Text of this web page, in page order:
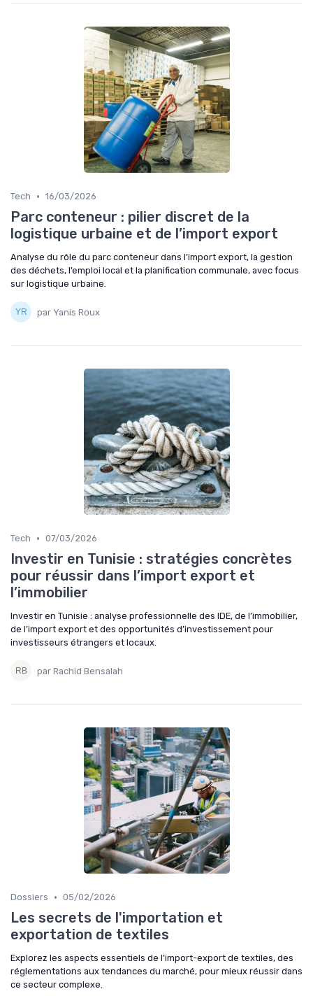
Tech • 16/03/2026
Parc conteneur : pilier discret de la
logistique urbaine et de l’import export
Analyse du rôle du parc conteneur dans l’import export, la gestion
des déchets, l’emploi local et la planification communale, avec focus
sur logistique urbaine.
par Yanis Roux
Tech • 07/03/2026
Investir en Tunisie : stratégies concrètes
pour réussir dans l’import export et
l’immobilier
Investir en Tunisie : analyse professionnelle des IDE, de l’immobilier,
de l’import export et des opportunités d’investissement pour
investisseurs étrangers et locaux.
par Rachid Bensalah
Dossiers • 05/02/2026
Les secrets de l'importation et
exportation de textiles
Explorez les aspects essentiels de l’import-export de textiles, des
réglementations aux tendances du marché, pour mieux réussir dans
ce secteur complexe.